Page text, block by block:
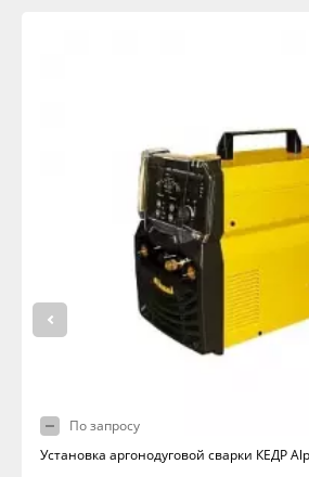
По запросу
Установка аргонодуговой сварки КЕДР